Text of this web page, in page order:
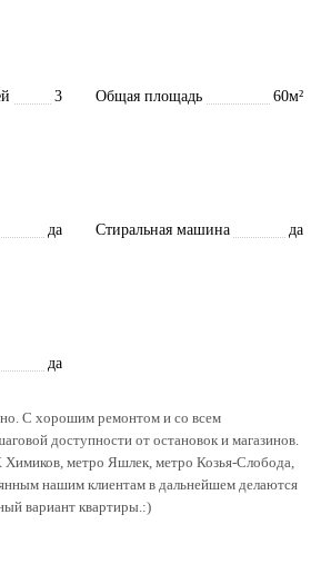
3 Общая площадь
60м²
да Стиральная машина
да
да
С хорошим ремонтом и со всем
доступности от остановок и магазинов.
метро Яшлек, метро Козья-Слобода,
нашим клиентам в дальнейшем делаются
вариант квартиры.:)